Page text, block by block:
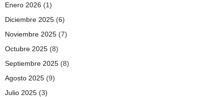
Enero 2026 (1)
Diciembre 2025 (6)
Noviembre 2025 (7)
Octubre 2025 (8)
Septiembre 2025 (8)
Agosto 2025 (9)
Julio 2025 (3)